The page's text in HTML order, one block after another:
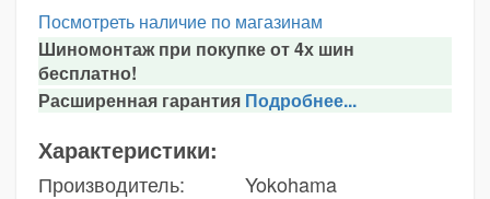
Посмотреть наличие по магазинам
Шиномонтаж при покупке от 4х шин
бесплатно!
Расширенная гарантия Подробнее...
Характеристики:
Производитель:
Yokohama